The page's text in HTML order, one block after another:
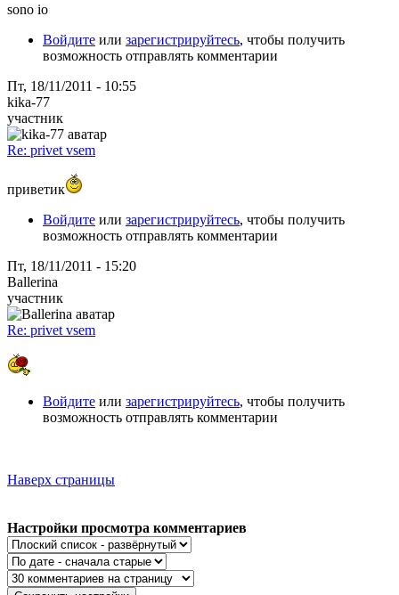
sono io
Войдите или зарегистрируйтесь, чтобы получить
возможность отправлять комментарии
Пт, 18/11/2011 - 10:55
kika-77
участник
Re: privet vsem
приветик
Войдите или зарегистрируйтесь, чтобы получить
возможность отправлять комментарии
Пт, 18/11/2011 - 15:20
Ballerina
участник
Re: privet vsem
Войдите или зарегистрируйтесь, чтобы получить
возможность отправлять комментарии
Наверх страницы
Настройки просмотра комментариев